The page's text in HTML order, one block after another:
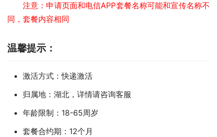
注意：申请页面和电信APP套餐名称可能和宣传名称不
同，套餐内容相同
温馨提示：
激活方式：快递激活
归属地：湖北，详情请咨询客服
年龄限制：18-65周岁
套餐合约期：12个月